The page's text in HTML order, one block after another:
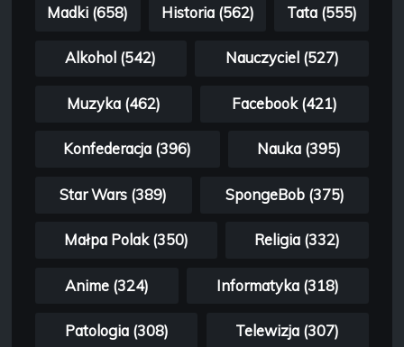
Madki (658) Historia (562) Tata (555)
Alkohol (542) Nauczyciel (527)
Muzyka (462) Facebook (421)
Konfederacja (396) Nauka (395)
Star Wars (389) SpongeBob (375)
Małpa Polak (350) Religia (332)
Anime (324) Informatyka (318)
Patologia (308) Telewizja (307)